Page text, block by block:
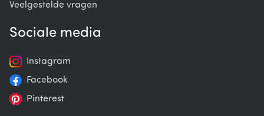
Veelgestelde vragen
Sociale media
Instagram
Facebook
Pinterest